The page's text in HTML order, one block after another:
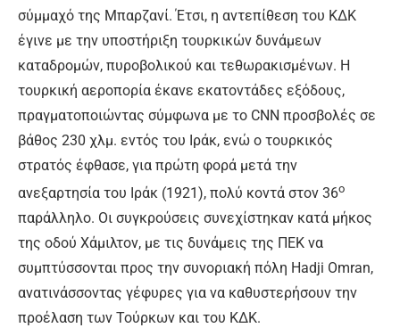
σύμμαχό της Μπαρζανί. Έτσι, η αντεπίθεση του ΚΔΚ
έγινε με την υποστήριξη τουρκικών δυνάμεων
καταδρομών, πυροβολικού και τεθωρακισμένων. Η
τουρκική αεροπορία έκανε εκατοντάδες εξόδους,
πραγματοποιώντας σύμφωνα με το CNN προσβολές σε
βάθος 230 χλμ. εντός του Ιράκ, ενώ ο τουρκικός
στρατός έφθασε, για πρώτη φορά μετά την
ανεξαρτησία του Ιράκ (1921), πολύ κοντά στον 36ο
παράλληλο. Οι συγκρούσεις συνεχίστηκαν κατά μήκος
της οδού Χάμιλτον, με τις δυνάμεις της ΠΕΚ να
συμπτύσσονται προς την συνοριακή πόλη Hadji Omran,
ανατινάσσοντας γέφυρες για να καθυστερήσουν την
προέλαση των Τούρκων και του ΚΔΚ.